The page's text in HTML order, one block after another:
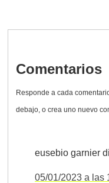
Comentarios
eusebio garnier
05/01/2023 a las